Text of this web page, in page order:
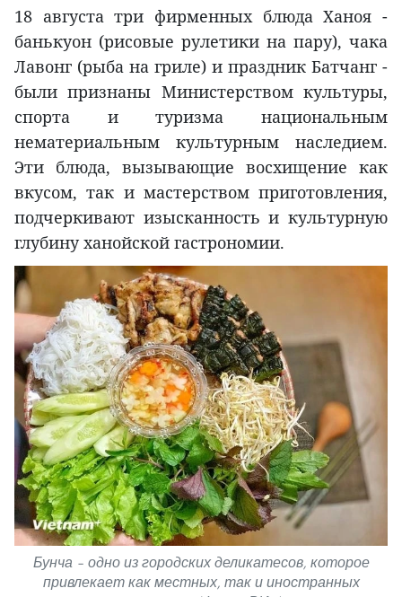
18 августа три фирменных блюда Ханоя -
банькуон (рисовые рулетики на пару), чака
Лавонг (рыба на гриле) и праздник Батчанг -
были признаны Министерством культуры,
спорта и туризма национальным
нематериальным культурным наследием.
Эти блюда, вызывающие восхищение как
вкусом, так и мастерством приготовления,
подчеркивают изысканность и культурную
глубину ханойской гастрономии.
Бунча – одно из городских деликатесов, которое
привлекает как местных, так и иностранных